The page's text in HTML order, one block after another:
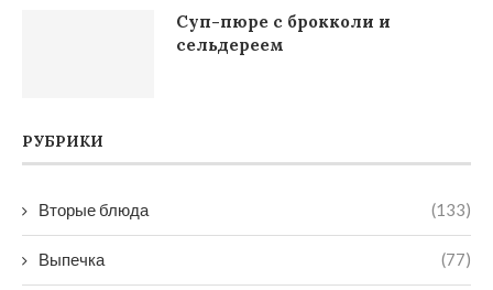
Суп-пюре с брокколи и
сельдереем
РУБРИКИ
Вторые блюда (133)
Выпечка (77)